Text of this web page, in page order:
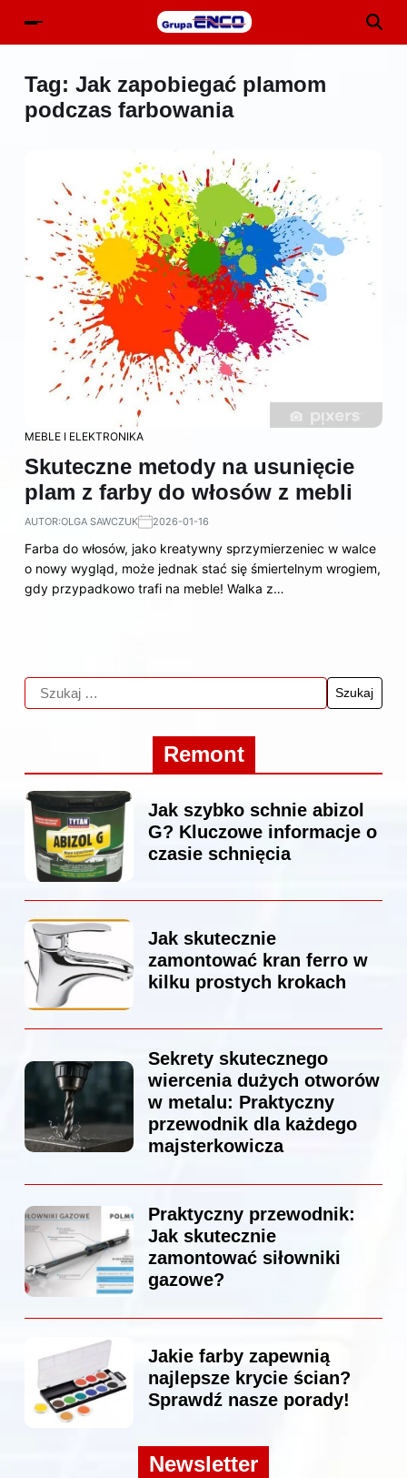
Tag: Jak zapobiegać plamom
podczas farbowania
MEBLE I ELEKTRONIKA
Skuteczne metody na usunięcie
plam z farby do włosów z mebli
AUTOR:OLGA SAWCZUK 2026-01-16
Farba do włosów, jako kreatywny sprzymierzeniec w walce
o nowy wygląd, może jednak stać się śmiertelnym wrogiem,
gdy przypadkowo trafi na meble! Walka z…
Remont
Jak szybko schnie abizol
G? Kluczowe informacje o
czasie schnięcia
Jak skutecznie
zamontować kran ferro w
kilku prostych krokach
Sekrety skutecznego
wiercenia dużych otworów
w metalu: Praktyczny
przewodnik dla każdego
majsterkowicza
Praktyczny przewodnik:
Jak skutecznie
zamontować siłowniki
gazowe?
Jakie farby zapewnią
najlepsze krycie ścian?
Sprawdź nasze porady!
Newsletter